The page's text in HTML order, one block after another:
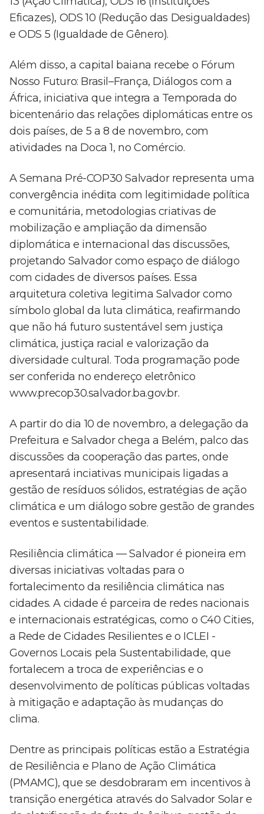
Eficazes), ODS 10 (Redução das Desigualdades)
e ODS 5 (Igualdade de Gênero).
Além disso, a capital baiana recebe o Fórum
Nosso Futuro: Brasil–França, Diálogos com a
África, iniciativa que integra a Temporada do
bicentenário das relações diplomáticas entre os
dois países, de 5 a 8 de novembro, com
atividades na Doca 1, no Comércio.
A Semana Pré-COP30 Salvador representa uma
convergência inédita com legitimidade política
e comunitária, metodologias criativas de
mobilização e ampliação da dimensão
diplomática e internacional das discussões,
projetando Salvador como espaço de diálogo
com cidades de diversos países. Essa
arquitetura coletiva legitima Salvador como
símbolo global da luta climática, reafirmando
que não há futuro sustentável sem justiça
climática, justiça racial e valorização da
diversidade cultural. Toda programação pode
ser conferida no endereço eletrônico
www.precop30.salvador.ba.gov.br.
A partir do dia 10 de novembro, a delegação da
Prefeitura e Salvador chega a Belém, palco das
discussões da cooperação das partes, onde
apresentará inciativas municipais ligadas a
gestão de resíduos sólidos, estratégias de ação
climática e um diálogo sobre gestão de grandes
eventos e sustentabilidade.
Resiliência climática — Salvador é pioneira em
diversas iniciativas voltadas para o
fortalecimento da resiliência climática nas
cidades. A cidade é parceira de redes nacionais
e internacionais estratégicas, como o C40 Cities,
a Rede de Cidades Resilientes e o ICLEI -
Governos Locais pela Sustentabilidade, que
fortalecem a troca de experiências e o
desenvolvimento de políticas públicas voltadas
à mitigação e adaptação às mudanças do
clima.
Dentre as principais políticas estão a Estratégia
de Resiliência e Plano de Ação Climática
(PMAMC), que se desdobraram em incentivos à
transição energética através do Salvador Solar e